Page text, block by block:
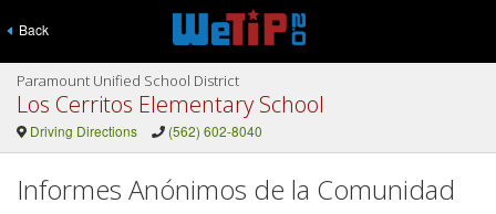
Back
Paramount Unified School District
Los Cerritos Elementary School
Driving Directions (562) 602-8040
Informes Anónimos de la Comunidad